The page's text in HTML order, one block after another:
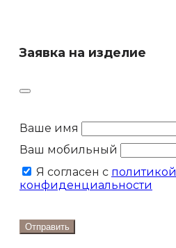
Заявка на изделие
Ваше имя
Ваш мобильный
Я согласен с политикой
конфиденциальности
Отправить